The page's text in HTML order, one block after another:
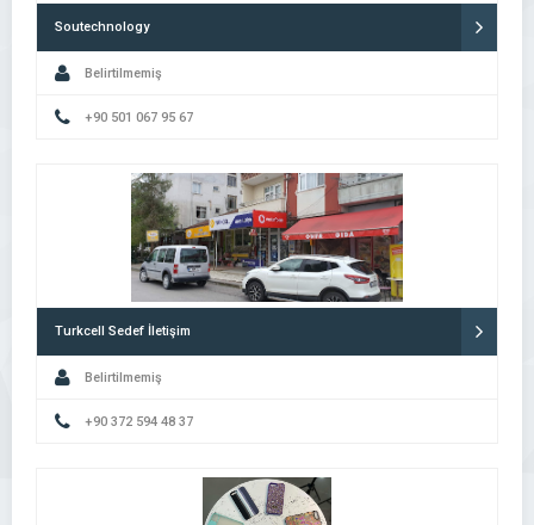
Soutechnology
Belirtilmemiş
+90 501 067 95 67
Turkcell Sedef İletişim
Belirtilmemiş
+90 372 594 48 37